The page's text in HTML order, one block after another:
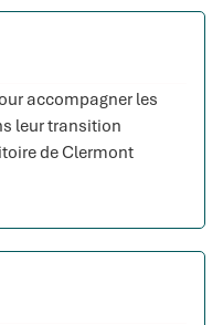
accompagner les
leur transition
de Clermont